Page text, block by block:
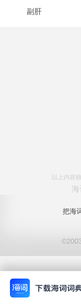
副肝
以上内容
把海